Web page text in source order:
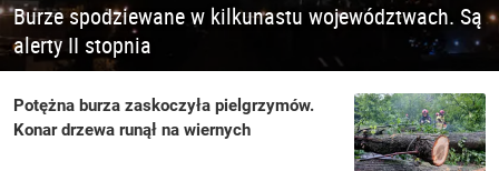
Burze spodziewane w kilkunastu województwach. Są
alerty II stopnia
Potężna burza zaskoczyła pielgrzymów.
Konar drzewa runął na wiernych